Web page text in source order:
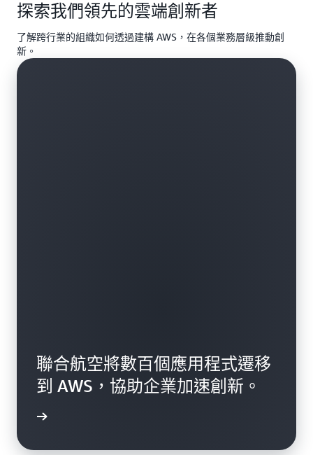
探索我們領先的雲端創新者
了解跨行業的組織如何透過建構 AWS，在各個業務層級推動創
新。
聯合航空將數百個應用程式遷移
到 AWS，協助企業加速創新。